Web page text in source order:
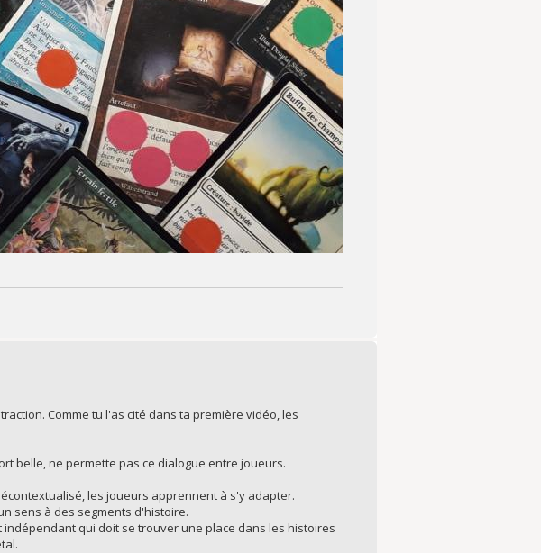
Comme tu l'as cité dans ta première vidéo, les
belle, ne permette pas ce dialogue entre joueurs.
les joueurs apprennent à s'y adapter.
sens à des segments d'histoire.
qui doit se trouver une place dans les histoires